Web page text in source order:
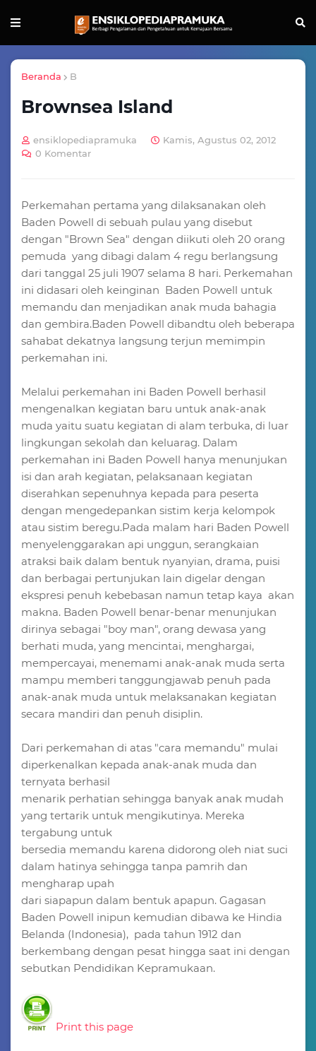
Beranda B
Brownsea Island
ensiklopediapramuka
Kamis, Agustus 02, 2012
0 Komentar
Perkemahan pertama yang dilaksanakan oleh
Baden Powell di sebuah pulau yang disebut
dengan "Brown Sea" dengan diikuti oleh 20 orang
pemuda yang dibagi dalam 4 regu berlangsung
dari tanggal 25 juli 1907 selama 8 hari. Perkemahan
ini didasari oleh keinginan Baden Powell untuk
memandu dan menjadikan anak muda bahagia
dan gembira.Baden Powell dibandtu oleh beberapa
sahabat dekatnya langsung terjun memimpin
perkemahan ini.
Melalui perkemahan ini Baden Powell berhasil
mengenalkan kegiatan baru untuk anak-anak
muda yaitu suatu kegiatan di alam terbuka, di luar
lingkungan sekolah dan keluarag. Dalam
perkemahan ini Baden Powell hanya menunjukan
isi dan arah kegiatan, pelaksanaan kegiatan
diserahkan sepenuhnya kepada para peserta
dengan mengedepankan sistim kerja kelompok
atau sistim beregu.Pada malam hari Baden Powell
menyelenggarakan api unggun, serangkaian
atraksi baik dalam bentuk nyanyian, drama, puisi
dan berbagai pertunjukan lain digelar dengan
ekspresi penuh kebebasan namun tetap kaya akan
makna. Baden Powell benar-benar menunjukan
dirinya sebagai "boy man", orang dewasa yang
berhati muda, yang mencintai, menghargai,
mempercayai, menemami anak-anak muda serta
mampu memberi tanggungjawab penuh pada
anak-anak muda untuk melaksanakan kegiatan
secara mandiri dan penuh disiplin.
Dari perkemahan di atas "cara memandu" mulai
diperkenalkan kepada anak-anak muda dan
ternyata berhasil
menarik perhatian sehingga banyak anak mudah
yang tertarik untuk mengikutinya. Mereka
tergabung untuk
bersedia memandu karena didorong oleh niat suci
dalam hatinya sehingga tanpa pamrih dan
mengharap upah
dari siapapun dalam bentuk apapun. Gagasan
Baden Powell inipun kemudian dibawa ke Hindia
Belanda (Indonesia), pada tahun 1912 dan
berkembang dengan pesat hingga saat ini dengan
sebutkan Pendidikan Kepramukaan.
Print this page